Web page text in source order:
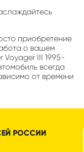
приобретение
о вашем
Voyager III 1995-
всегда
от времени
РОССИИ